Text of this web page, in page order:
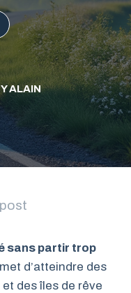
ALAIN
sans partir trop
d’atteindre des
des îles de rêve